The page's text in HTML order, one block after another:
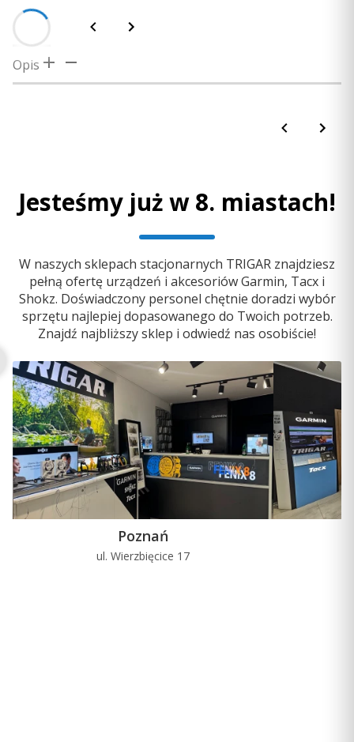
Opis
maskownicy. Montaż tych maskownic jest szybki i łatwy.
ją, aby zamocować i gotowe. Podobnie jak poprzednie
maskownice XS Series, są one wytrzymałe i odporne na
Jesteśmy już w 8. miastach!
W naszych sklepach stacjonarnych TRIGAR znajdziesz
pełną ofertę urządzeń i akcesoriów Garmin, Tacx i
Shokz. Doświadczony personel chętnie doradzi wybór
sprzętu najlepiej dopasowanego do Twoich potrzeb.
Znajdź najbliższy sklep i odwiedź nas osobiście!
Poznań
ul. Wierzbięcice 17